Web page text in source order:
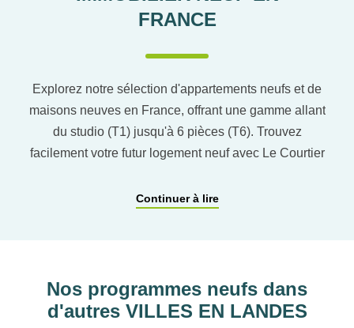
FRANCE
Explorez notre sélection d'appartements neufs et de
maisons neuves en France, offrant une gamme allant
du studio (T1) jusqu'à 6 pièces (T6). Trouvez
facilement votre futur logement neuf avec Le Courtier
pour affiner vos critères. Vous pourrez également
ACCOMPAGNEMENT
Continuer à lire
Nos programmes neufs dans
d'autres VILLES EN LANDES